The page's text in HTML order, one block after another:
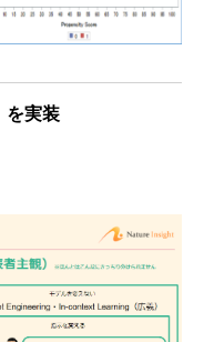
を実装